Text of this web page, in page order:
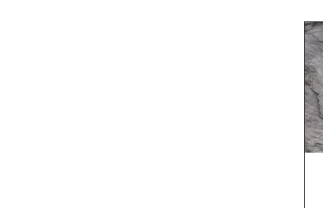
Turismo